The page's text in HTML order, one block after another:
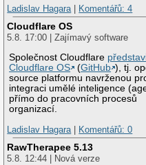
Ladislav Hagara
Komentářů: 4
Cloudflare OS
5.8. 17:00 | Zajímavý software
Společnost Cloudflare
Cloudflare OS
(GitHub ), tj.
source platformu navrženou
integraci umělé inteligence
přímo do pracovních procesů
organizací.
Ladislav Hagara
Komentářů: 0
RawTherapee 5.13
5.8. 12:44 | Nová verze